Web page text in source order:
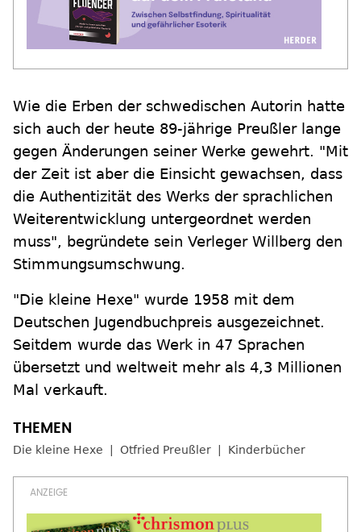
Wie die Erben der schwedischen Autorin hatte
sich auch der heute 89-jährige Preußler lange
gegen Änderungen seiner Werke gewehrt. "Mit
der Zeit ist aber die Einsicht gewachsen, dass
die Authentizität des Werks der sprachlichen
Weiterentwicklung untergeordnet werden
muss", begründete sein Verleger Willberg den
Stimmungsumschwung.
"Die kleine Hexe" wurde 1958 mit dem
Deutschen Jugendbuchpreis ausgezeichnet.
Seitdem wurde das Werk in 47 Sprachen
übersetzt und weltweit mehr als 4,3 Millionen
Mal verkauft.
Die kleine Hexe Otfried Preußler Kinderbücher